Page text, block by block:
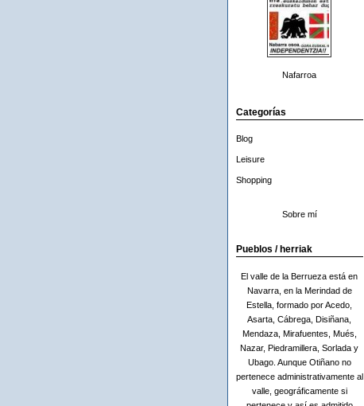
Nafarroa
Categorías
Blog
Leisure
Shopping
Sobre mí
Pueblos / herriak
El valle de la Berrueza está en
Navarra, en la Merindad de
Estella, formado por Acedo,
Asarta, Cábrega, Disiñana,
Mendaza, Mirafuentes, Mués,
Nazar, Piedramillera, Sorlada y
Ubago. Aunque Otiñano no
pertenece administrativamente al
valle, geográficamente si